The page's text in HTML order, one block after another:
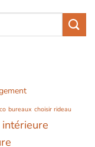
bureaux choisir rideau